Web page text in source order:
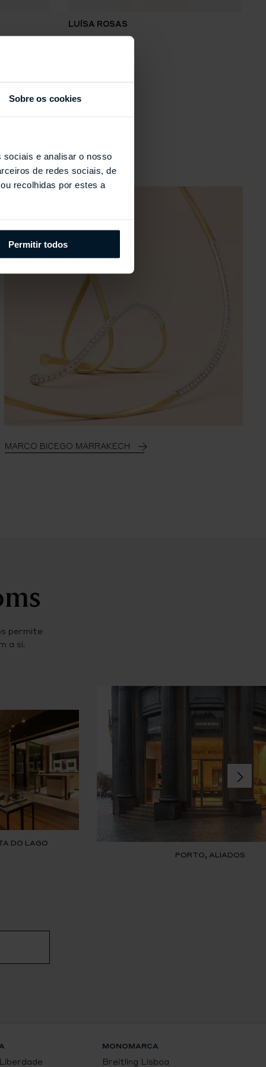
Sobre os cookies
sociais e analisar o nosso
de redes sociais, de
recolhidas por estes a
Permitir todos
LUÍSA ROSAS
MARCO BICEGO MARRAKECH
permite
a si.
DO LAGO
PORTO, ALIADOS
MONOMARCA
Breitling Lisboa